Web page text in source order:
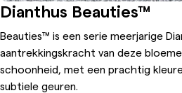
Dianthus Beauties™
Beauties™ is een serie meerjarige
aantrekkingskracht van deze
schoonheid, met een prachtig
subtiele geuren.